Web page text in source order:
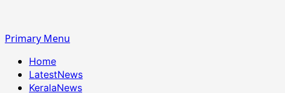
Primary Menu
Home
LatestNews
KeralaNews